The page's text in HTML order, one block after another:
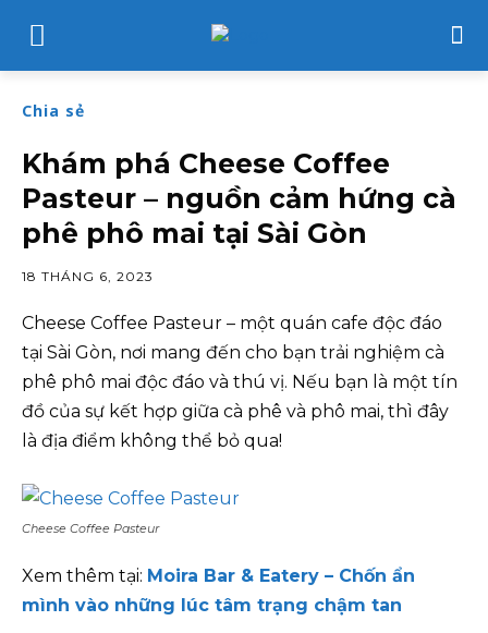
Chia sẻ
Khám phá Cheese Coffee
Pasteur – nguồn cảm hứng cà
phê phô mai tại Sài Gòn
18 THÁNG 6, 2023
Cheese Coffee Pasteur – một quán cafe độc đáo
tại Sài Gòn, nơi mang đến cho bạn trải nghiệm cà
phê phô mai độc đáo và thú vị. Nếu bạn là một tín
đồ của sự kết hợp giữa cà phê và phô mai, thì đây
là địa điểm không thể bỏ qua!
Cheese Coffee Pasteur
Xem thêm tại: Moira Bar & Eatery – Chốn ẩn
mình vào những lúc tâm trạng chậm tan